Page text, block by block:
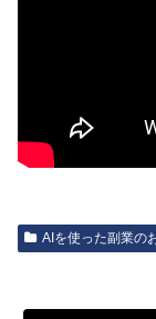
AIを使った副業の